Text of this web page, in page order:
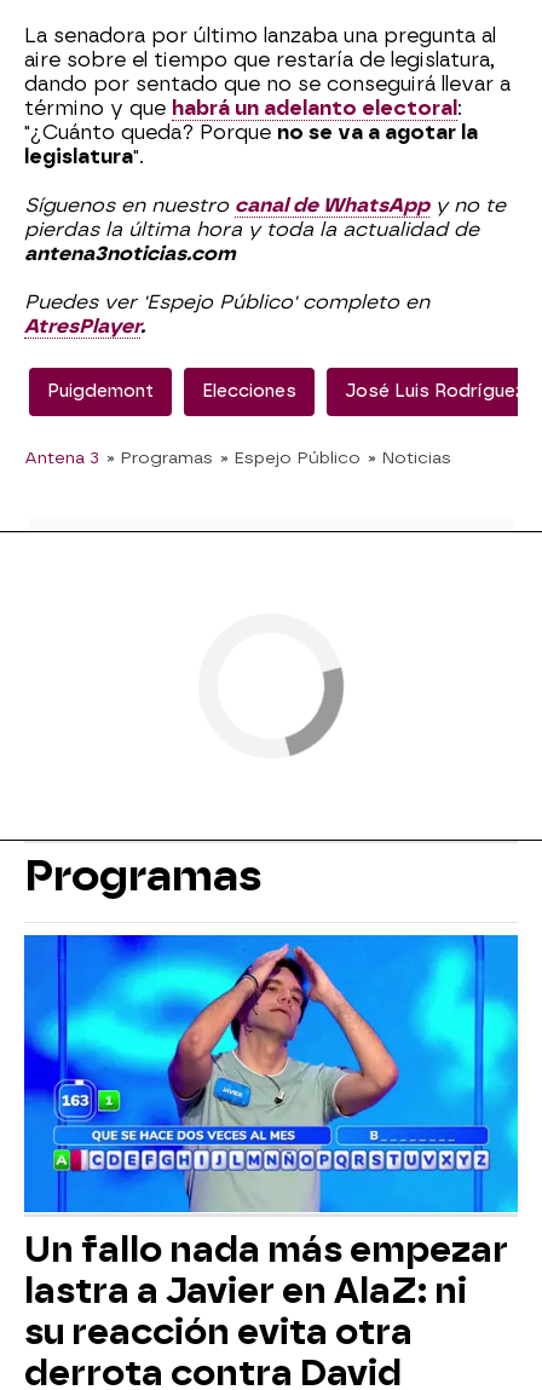
La senadora por último lanzaba una pregunta al
aire sobre el tiempo que restaría de legislatura,
dando por sentado que no se conseguirá llevar a
término y que habrá un adelanto electoral :
"¿Cuánto queda? Porque no se va a agotar la
legislatura".
Síguenos en nuestro canal de WhatsAppy no te
pierdas la última hora y toda la actualidad de
antena3noticias.com
Puedes ver 'Espejo Público' completo en
AtresPlayer.
Puigdemont Elecciones José Luis Rodríguez
Antena 3 » Programas » Espejo Público » Noticias
Programas
Un fallo nada más empezar
lastra a Javier en AlaZ: ni
su reacción evita otra
derrota contra David